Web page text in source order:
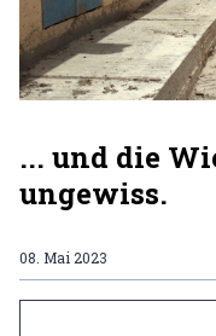
... und die
ungewiss.
08. Mai 2023